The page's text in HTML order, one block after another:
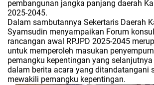
pembangunan jangka panjang daerah
2025-2045.
Dalam sambutannya Sekertaris Daerah
Syamsudin menyampaikan Forum
rancangan awal RPJPD 2025-2045
untuk memperoleh masukan
pemangku kepentingan yang
dalam berita acara yang ditandatangani
mewakili pemangku kepentingan.